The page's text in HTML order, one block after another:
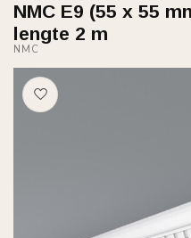
NMC E9 (55 x 55
lengte 2 m
NMC